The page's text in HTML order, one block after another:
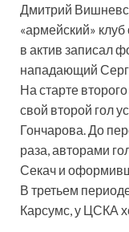
Дмитрий
«армейский»
в актив записал
нападающий
На старте
свой второй гол
Гончарова. До
раза, авторами
Секач и
В третьем
Карсумс, у ЦСКА